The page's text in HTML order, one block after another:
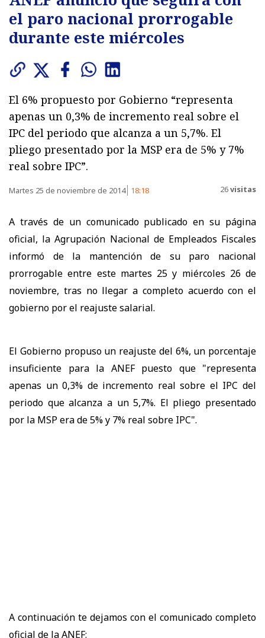
el paro nacional prorrogable
durante este miércoles
El 6% propuesto por Gobierno “representa
apenas un 0,3% de incremento real sobre el
IPC del periodo que alcanza a un 5,7%. El
pliego presentado por la MSP era de 5% y 7%
real sobre IPC”.
Martes 25 de noviembre de 2014 18:18 26visitas
A través de un comunicado publicado en su página
oficial, la Agrupación Nacional de Empleados Fiscales
informó de la mantención de su paro nacional
prorrogable entre este martes 25 y miércoles 26 de
noviembre, tras no llegar a completo acuerdo con el
gobierno por el reajuste salarial.
El Gobierno propuso un reajuste del 6%, un porcentaje
insuficiente para la ANEF puesto que "representa
apenas un 0,3% de incremento real sobre el IPC del
periodo que alcanza a un 5,7%. El pliego presentado
por la MSP era de 5% y 7% real sobre IPC".
A continuación te dejamos con el comunicado completo
oficial de la ANEF: